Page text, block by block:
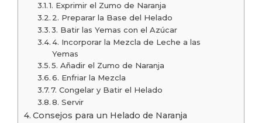
1. Exprimir el Zumo de Naranja
2. Preparar la Base del Helado
3. Batir las Yemas con el Azúcar
4. Incorporar la Mezcla de Leche a las
Yemas
5. Añadir el Zumo de Naranja
6. Enfriar la Mezcla
7. Congelar y Batir el Helado
8. Servir
Consejos para un Helado de Naranja